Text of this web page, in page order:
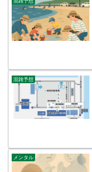
混雑予想
メンタル